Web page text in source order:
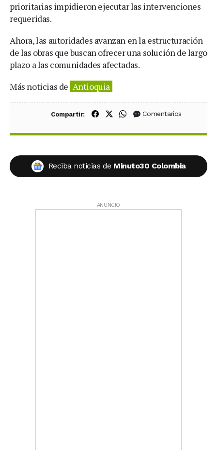
prioritarias impidieron ejecutar las intervenciones
requeridas.
Ahora, las autoridades avanzan en la estructuración
de las obras que buscan ofrecer una solución de largo
plazo a las comunidades afectadas.
Más noticias de Antioquia
Compartir: Compartir en Facebook
Compartir en X (Twitter)
Compartir en WhatsApp
Comentarios
Reciba noticias de Minuto30 Colombia
ANUNCIO